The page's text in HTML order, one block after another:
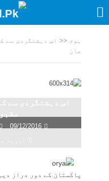
ہوم << اس دہشتگردی سے
جان
اس دہشتگردی سے
09/12/2016
پاکستان کے دور دراز